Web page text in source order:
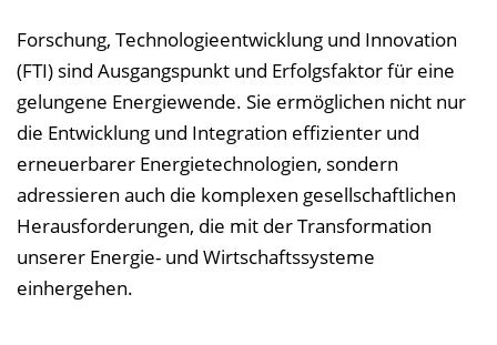
Forschung, Technologieentwicklung und Innovation
(FTI) sind Ausgangspunkt und Erfolgsfaktor für eine
gelungene Energiewende. Sie ermöglichen nicht nur
die Entwicklung und Integration effizienter und
erneuerbarer Energietechnologien, sondern
adressieren auch die komplexen gesellschaftlichen
Herausforderungen, die mit der Transformation
unserer Energie- und Wirtschaftssysteme
einhergehen.